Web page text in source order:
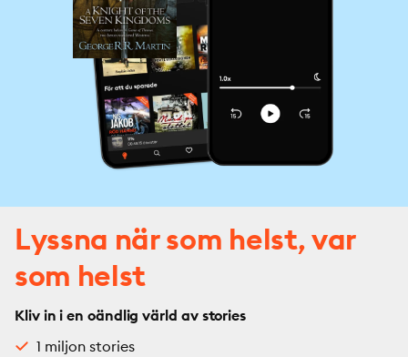
Lyssna när som helst, var
som helst
Kliv in i en oändlig värld av stories
1 miljon stories